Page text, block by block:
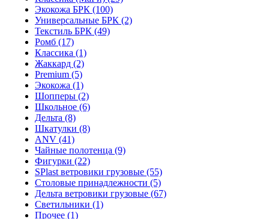
Экокожа БРК (100)
Универсальные БРК (2)
Текстиль БРК (49)
Ромб (17)
Классика (1)
Жаккард (2)
Premium (5)
Экокожа (1)
Шопперы (2)
Школьное (6)
Дельта (8)
Шкатулки (8)
ANV (41)
Чайные полотенца (9)
Фигурки (22)
SPlast ветровики грузовые (55)
Столовые принадлежности (5)
Дельта ветровики грузовые (67)
Светильники (1)
Прочее (1)